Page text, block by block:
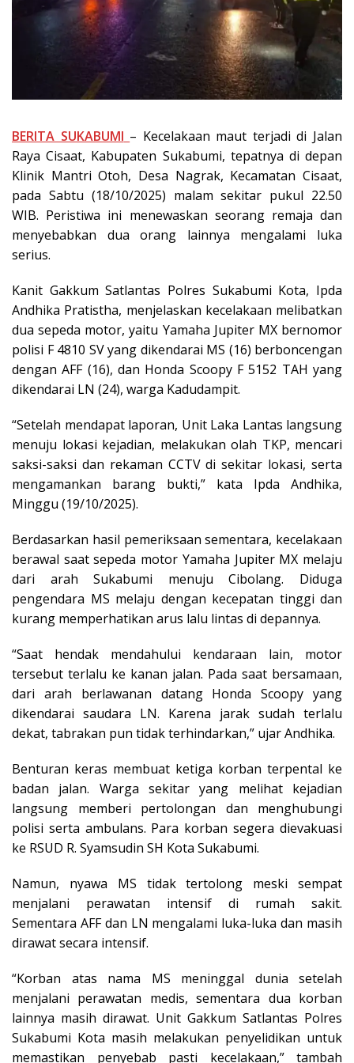
BERITA SUKABUMI – Kecelakaan maut terjadi di Jalan
Raya Cisaat, Kabupaten Sukabumi, tepatnya di depan
Klinik Mantri Otoh, Desa Nagrak, Kecamatan Cisaat,
pada Sabtu (18/10/2025) malam sekitar pukul 22.50
WIB. Peristiwa ini menewaskan seorang remaja dan
menyebabkan dua orang lainnya mengalami luka
serius.
Kanit Gakkum Satlantas Polres Sukabumi Kota, Ipda
Andhika Pratistha, menjelaskan kecelakaan melibatkan
dua sepeda motor, yaitu Yamaha Jupiter MX bernomor
polisi F 4810 SV yang dikendarai MS (16) berboncengan
dengan AFF (16), dan Honda Scoopy F 5152 TAH yang
dikendarai LN (24), warga Kadudampit.
“Setelah mendapat laporan, Unit Laka Lantas langsung
menuju lokasi kejadian, melakukan olah TKP, mencari
saksi-saksi dan rekaman CCTV di sekitar lokasi, serta
mengamankan barang bukti,” kata Ipda Andhika,
Minggu (19/10/2025).
Berdasarkan hasil pemeriksaan sementara, kecelakaan
berawal saat sepeda motor Yamaha Jupiter MX melaju
dari arah Sukabumi menuju Cibolang. Diduga
pengendara MS melaju dengan kecepatan tinggi dan
kurang memperhatikan arus lalu lintas di depannya.
“Saat hendak mendahului kendaraan lain, motor
tersebut terlalu ke kanan jalan. Pada saat bersamaan,
dari arah berlawanan datang Honda Scoopy yang
dikendarai saudara LN. Karena jarak sudah terlalu
dekat, tabrakan pun tidak terhindarkan,” ujar Andhika.
Benturan keras membuat ketiga korban terpental ke
badan jalan. Warga sekitar yang melihat kejadian
langsung memberi pertolongan dan menghubungi
polisi serta ambulans. Para korban segera dievakuasi
ke RSUD R. Syamsudin SH Kota Sukabumi.
Namun, nyawa MS tidak tertolong meski sempat
menjalani perawatan intensif di rumah sakit.
Sementara AFF dan LN mengalami luka-luka dan masih
dirawat secara intensif.
“Korban atas nama MS meninggal dunia setelah
menjalani perawatan medis, sementara dua korban
lainnya masih dirawat. Unit Gakkum Satlantas Polres
Sukabumi Kota masih melakukan penyelidikan untuk
memastikan penyebab pasti kecelakaan,” tambah